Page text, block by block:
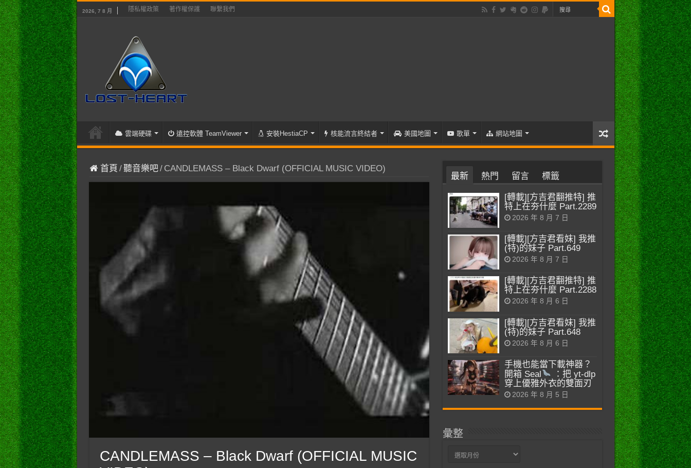
2026, 7 8 月 隱私權政策 著作權保護 聯繫我們
雲端硬碟 遠控軟體 TeamViewer 安裝HestiaCP 核能流言終結者 美國地圖 歌單 網站地圖
首頁 /聽音樂吧/ CANDLEMASS – Black Dwarf (OFFICIAL MUSIC VIDEO)
CANDLEMASS – Black Dwarf (OFFICIAL MUSIC
最新 熱門 留言 標籤
[轉載][方吉君翻推特] 推
特上在夯什麼 Part.2289
2026 年 8 月 7 日
[轉載][方吉君看妹] 我推
(特)的妹子 Part.649
2026 年 8 月 7 日
[轉載][方吉君翻推特] 推
特上在夯什麼 Part.2288
2026 年 8 月 6 日
[轉載][方吉君看妹] 我推
(特)的妹子 Part.648
2026 年 8 月 6 日
手機也能當下載神器？
開箱 Seal
：把 yt-dlp
穿上優雅外衣的雙面刃
2026 年 8 月 5 日
彙整
彙